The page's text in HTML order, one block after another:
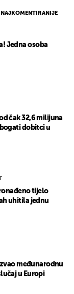
NAJKOMENTIRANIJE
Jedna osoba
čak 32,6 milijuna
dobitci u
tijelo
uhitila jednu
međunarodnu
u Europi